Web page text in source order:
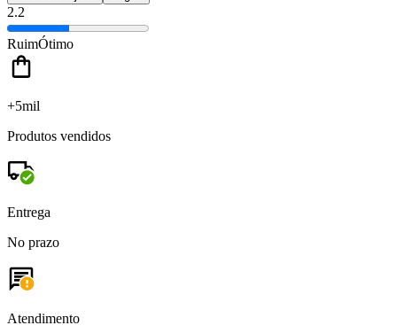
2.2
RuimÓtimo
+5mil
Produtos vendidos
Entrega
No prazo
Atendimento